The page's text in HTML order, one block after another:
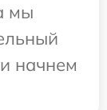
мы
начнем